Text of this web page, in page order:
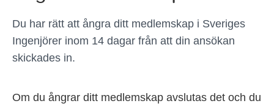
Du har rätt att ångra ditt medlemskap i Sveriges
Ingenjörer inom 14 dagar från att din ansökan
skickades in.
Om du ångrar ditt medlemskap avslutas det och du